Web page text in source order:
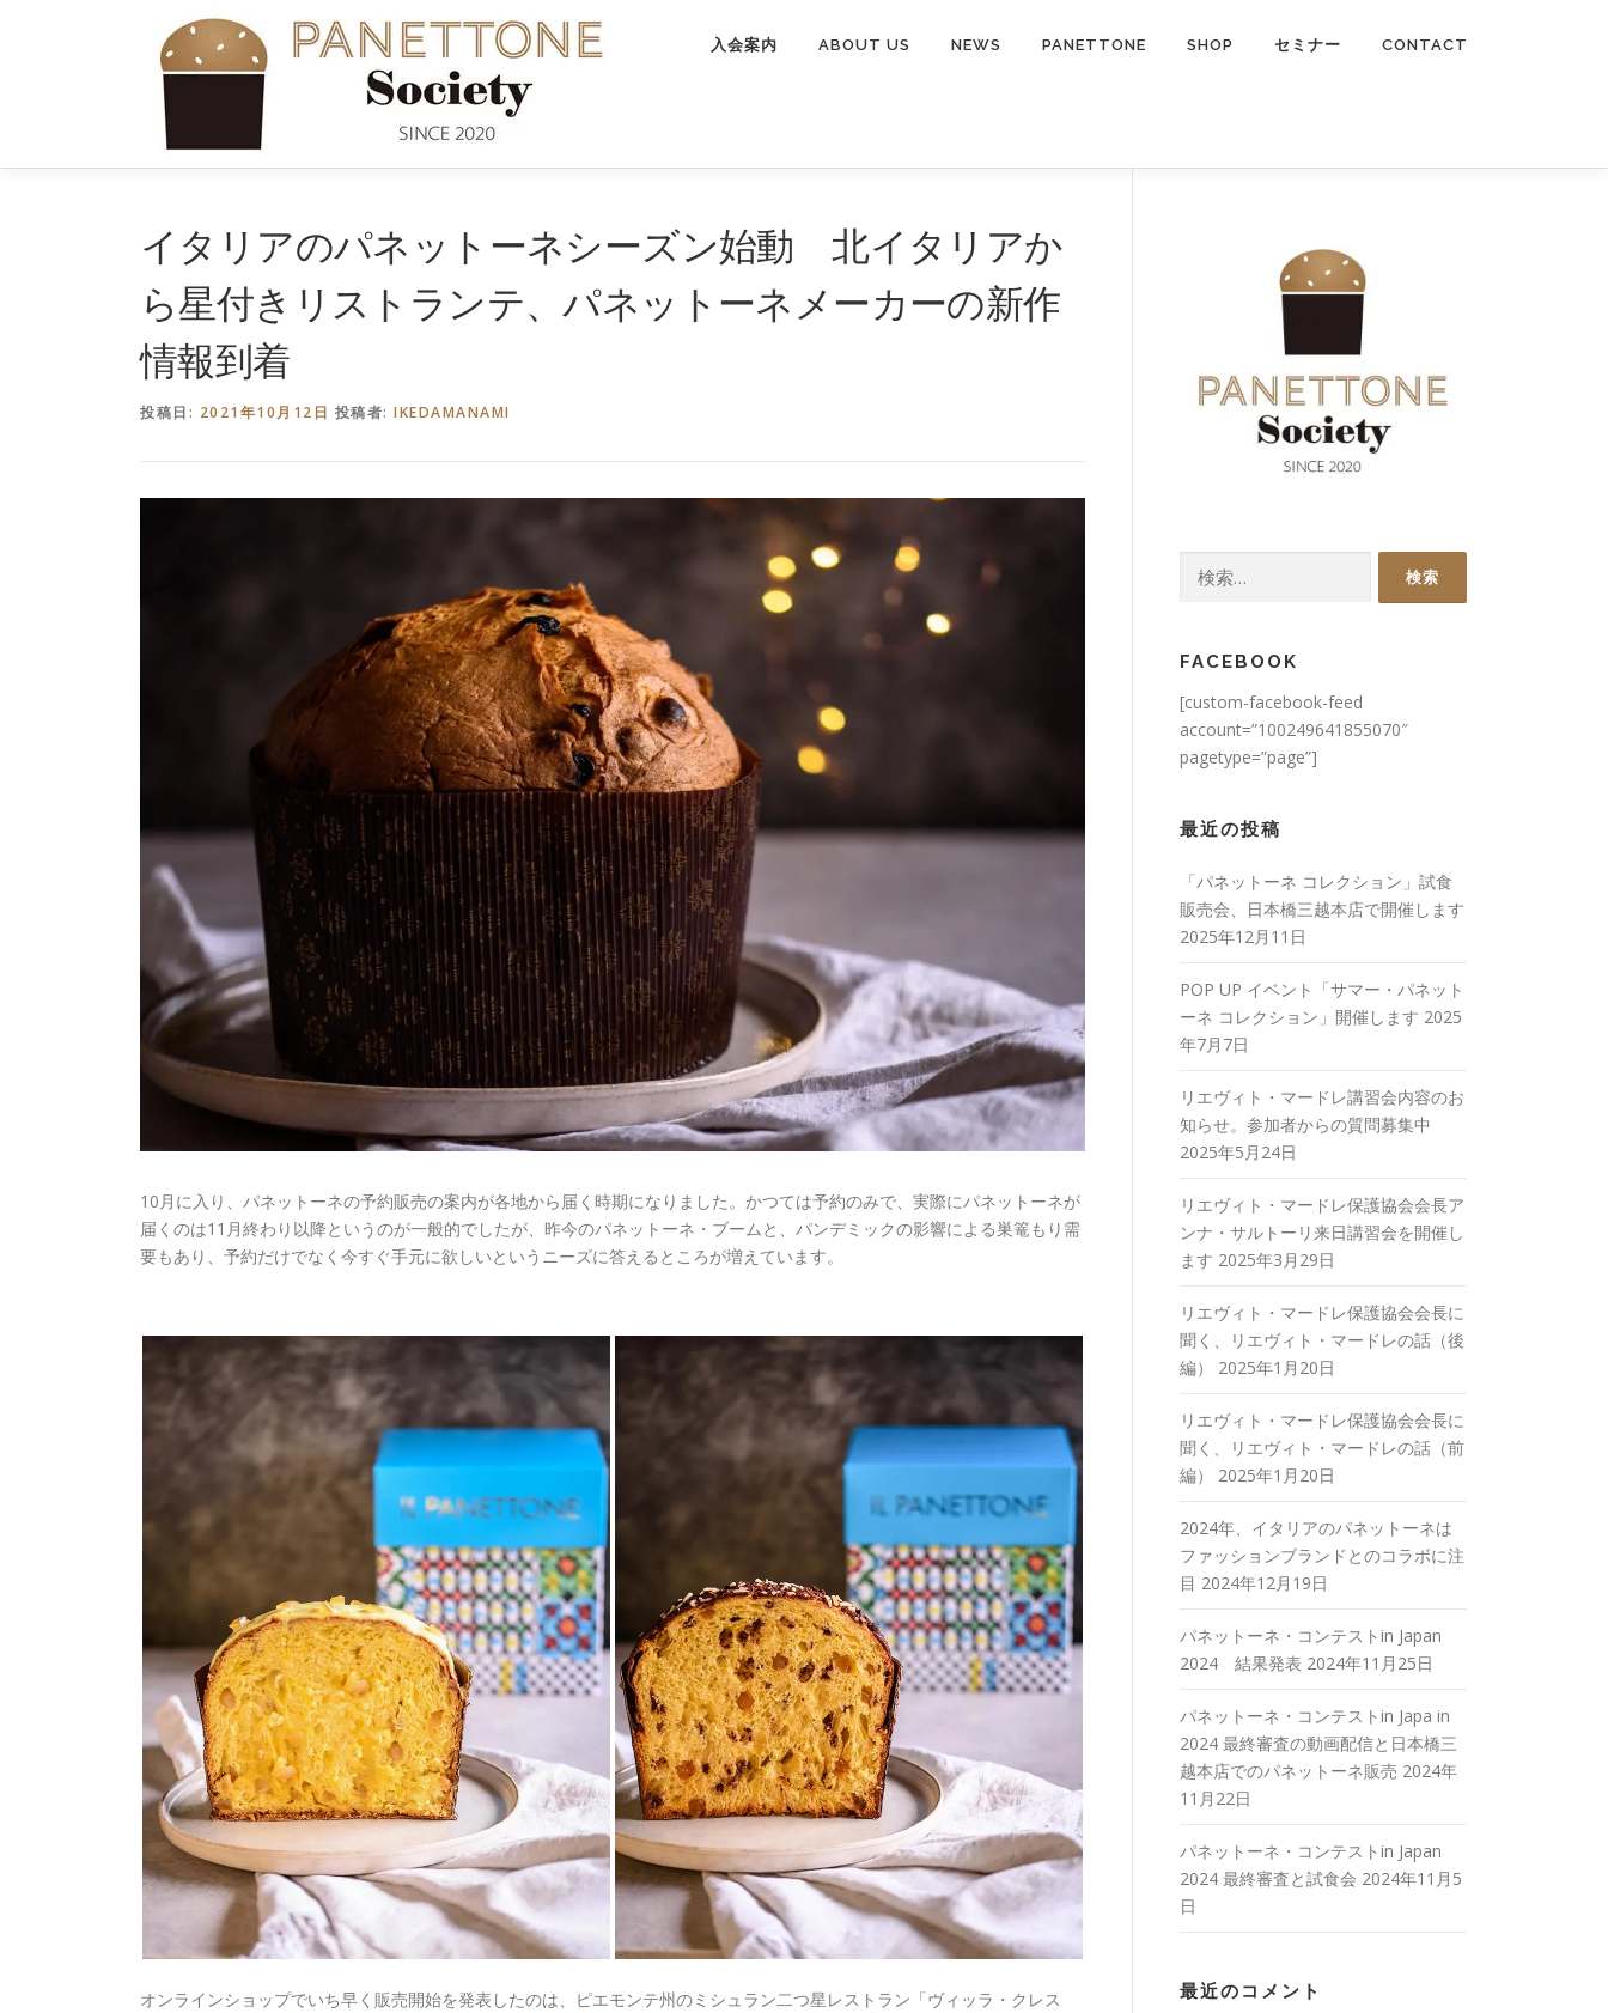
入会案内 ABOUT US NEWS PANETTONE SHOP セミナー CONTACT
イタリアのパネットーネシーズン始動 北イタリアか
ら星付きリストランテ、パネットーネメーカーの新作
情報到着
投稿日: 2021年10月12日 投稿者: IKEDAMANAMI
10月に入り、パネットーネの予約販売の案内が各地から届く時期になりました。かつては予約のみで、実際にパネットーネが
届くのは11月終わり以降というのが一般的でしたが、昨今のパネットーネ・ブームと、パンデミックの影響による巣篭もり需
要もあり、予約だけでなく今すぐ手元に欲しいというニーズに答えるところが増えています。
オンラインショップでいち早く販売開始を発表したのは、ピエモンテ州のミシュラン二つ星レストラン「ヴィッラ・クレス
FACEBOOK
[custom-facebook-feed
account=”100249641855070″
pagetype=”page”]
最近の投稿
「パネットーネ コレクション」試食
販売会、日本橋三越本店で開催します
2025年12月11日
POP UP イベント「サマー・パネット
ーネ コレクション」開催します 2025
年7月7日
リエヴィト・マードレ講習会内容のお
知らせ。参加者からの質問募集中
2025年5月24日
リエヴィト・マードレ保護協会会長ア
ンナ・サルトーリ来日講習会を開催し
ます 2025年3月29日
リエヴィト・マードレ保護協会会長に
聞く、リエヴィト・マードレの話（後
編）
2025年1月20日
リエヴィト・マードレ保護協会会長に
聞く、リエヴィト・マードレの話（前
編）
2025年1月20日
2024年、イタリアのパネットーネは
ファッションブランドとのコラボに注
目 2024年12月19日
パネットーネ・コンテストin Japan
2024 結果発表 2024年11月25日
パネットーネ・コンテストin Japa in
2024 最終審査の動画配信と日本橋三
越本店でのパネットーネ販売 2024年
11月22日
パネットーネ・コンテストin Japan
2024 最終審査と試食会 2024年11月5
日
最近のコメント